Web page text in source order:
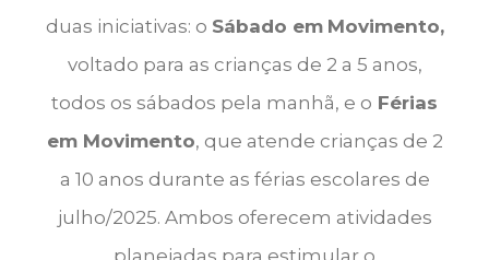
duas iniciativas: o Sábado em Movimento,
voltado para as crianças de 2 a 5 anos,
todos os sábados pela manhã, e o Férias
em Movimento, que atende crianças de 2
a 10 anos durante as férias escolares de
julho/2025. Ambos oferecem atividades
planejadas para estimular o